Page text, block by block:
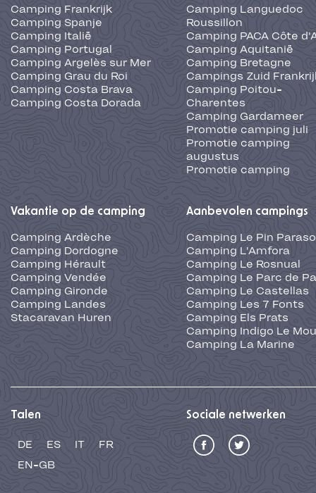
Camping Frankrijk
Camping Spanje
Camping Italië
Camping Portugal
Camping Argelès sur Mer
Camping Grau du Roi
Camping Costa Brava
Camping Costa Dorada
Camping Languedoc
Roussillon
Camping PACA Côte
Camping Aquitanië
Camping Bretagne
Campings Zuid
Camping Poitou-
Charentes
Camping Gardameer
Promotie camping juli
Promotie camping
augustus
Promotie camping
Vakantie op de camping
Camping Ardèche
Camping Dordogne
Camping Hérault
Camping Vendée
Camping Gironde
Camping Landes
Stacaravan Huren
Aanbevolen campings
Camping Le Pin
Camping L'Amfora
Camping Le Rosnual
Camping Le Parc de
Camping Le Castellas
Camping Les 7 Fonts
Camping Els Prats
Camping Indigo Le
Camping La Marine
Talen
DE ES IT
FR
EN-GB
Sociale netwerken